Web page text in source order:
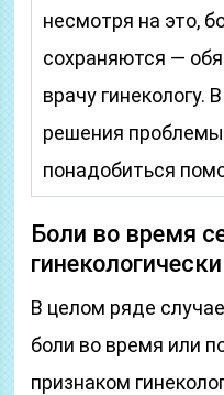
несмотря на это,
сохраняются —
врачу гинекологу.
решения
понадобиться
Боли во время
В целом ряде
боли во время или
признаком